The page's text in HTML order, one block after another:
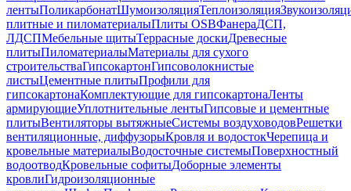
лентыПоликарбонатШумоизоляцияТеплоизоляция
плитные и пиломатериалыПлиты OSBФанераДСП,
ЛДСПМебельные щитыТеррасные доскиДревесные
плитыПиломатериалыМатериалы для сухого
строительстваГипсокартонГипсоволокнистые
листыЦементные плитыПрофили для
гипсокартонаКомплектующие для гипсокартонаЛенты
армирующиеУплотнительные лентыГипсовые и цементные
плитыВентиляторы вытяжныеСистемы воздуховодовРешетки
вентиляционные, диффузорыКровля и водостокЧерепица и
кровельные материалыВодосточные системыПоверхностный
водоотводКровельные софитыДоборные элементы
кровлиГидроизоляционные